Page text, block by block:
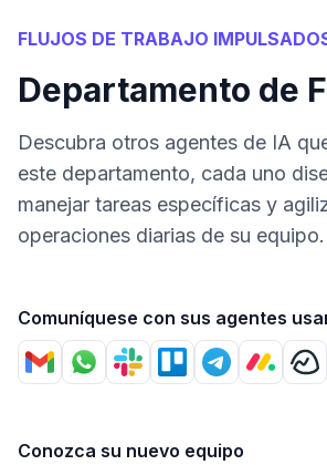
FLUJOS DE TRABAJO
Departamento de
Descubra otros agentes de IA
este departamento, cada uno
manejar tareas específicas y
operaciones diarias de su equipo.
Comuníquese con sus agentes
Conozca su nuevo equipo